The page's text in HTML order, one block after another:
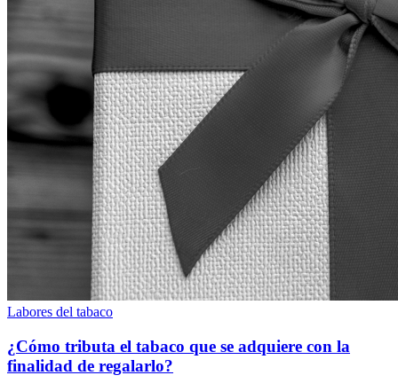
Labores del tabaco
¿Cómo tributa el tabaco que se adquiere con la
finalidad de regalarlo?